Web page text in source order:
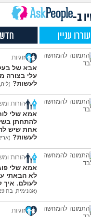
שלי תקוע אצלי בגלל
מה לעשות איתו?
(אנונימי, בן 15)
או לא לסבית ומה
עם זה?
בת 18)
את מתמודדים עם זה
עוד שאלות חדשות
ב-
עוררו עניין
זוגיות
אבא של
עלי בצורה
לעשות? (ליה,
הורות
אמא שלי
להתחתן
אחת שיש
לעשות?
הורות
אמא שלי
לא הבאתי
לעולם. איך
(אנונימית, בת 29)
זוגיות